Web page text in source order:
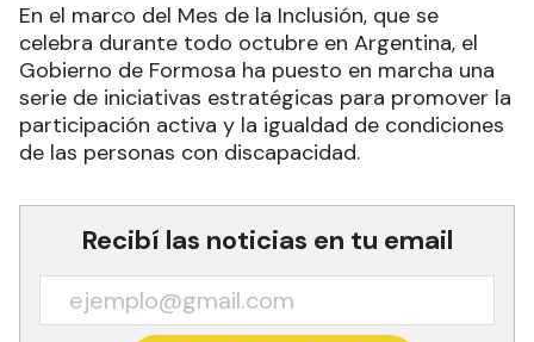
En el marco del Mes de la Inclusión, que se
celebra durante todo octubre en Argentina, el
Gobierno de Formosa ha puesto en marcha una
serie de iniciativas estratégicas para promover la
participación activa y la igualdad de condiciones
de las personas con discapacidad.
Recibí las noticias en tu email